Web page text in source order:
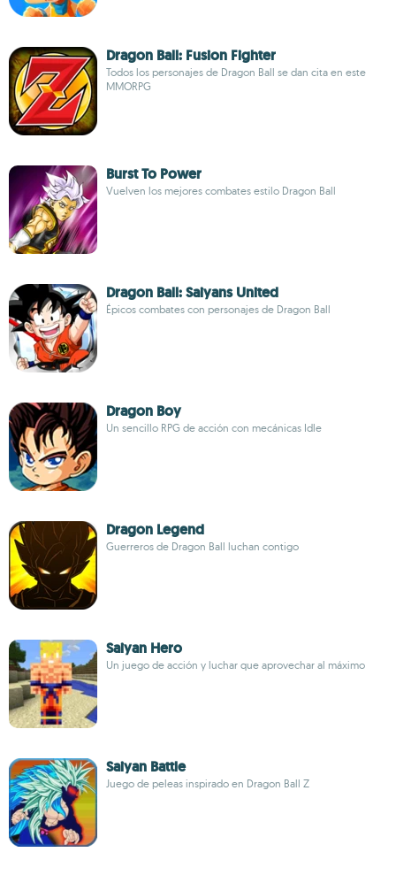
Dragon Ball: Fusion Fighter
Todos los personajes de Dragon Ball se dan cita en este
MMORPG
Burst To Power
Vuelven los mejores combates estilo Dragon Ball
Dragon Ball: Saiyans United
Épicos combates con personajes de Dragon Ball
Dragon Boy
Un sencillo RPG de acción con mecánicas Idle
Dragon Legend
Guerreros de Dragon Ball luchan contigo
Saiyan Hero
Un juego de acción y luchar que aprovechar al máximo
Saiyan Battle
Juego de peleas inspirado en Dragon Ball Z